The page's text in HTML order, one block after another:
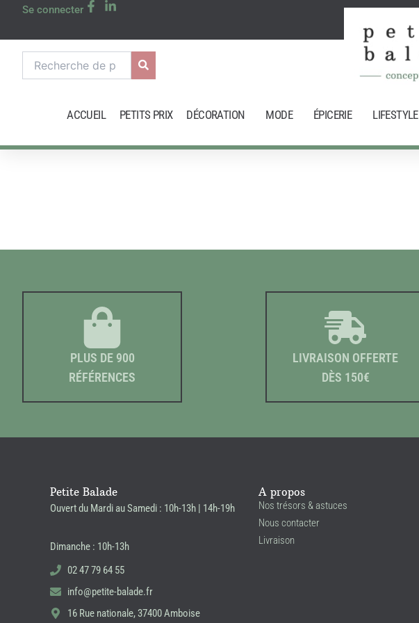
Se connecter
pour :
ACCUEIL PETITS PRIX DÉCORATION MODE ÉPICERIE LIFESTYLE
PLUS DE 900
RÉFÉRENCES
LIVRAISON OFFERTE
DÈS 150€
Petite Balade
Ouvert du Mardi au Samedi : 10h-13h | 14h-19h
Dimanche : 10h-13h
02 47 79 64 55
info@petite-balade.fr
16 Rue nationale, 37400 Amboise
A propos
Nos trésors & astuces
Nous contacter
Livraison